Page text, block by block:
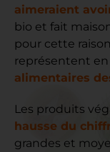
aimeraient
bio et fait
pour cette
représentent
alimentaires
Les produits
hausse du
grandes et